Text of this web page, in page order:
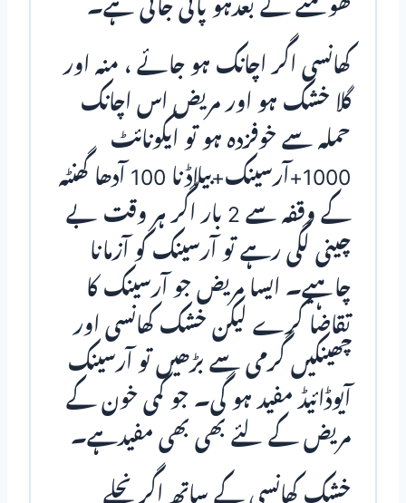
گھومنے کے بعدہو پائی جاتی ہے۔
کھانسی اگر اچانک ہو جائے ، منہ اور
گلا خشک ہو اور مریض اس اچانک
حملہ سے خوفزدہ ہو تو ایکونائٹ
1000+آرسینک+بیلاڈنا 100 آدھا گھنٹہ
کے وقفہ سے 2 بار اگر ہر وقت بے
چینی لگی رہے تو آرسینک کو آزمانا
چاہیے۔ ایسا مریض جو آرسینک کا
تقاضا کرے لیکن خشک کھانسی اور
چھینکیں گرمی سے بڑھیں تو آرسینک
آیوڈائیڈ مفید ہو گی۔ جو کمی خون کے
مریض کے لئے بھی بھی مفیدہے۔
خشک کھانسی کے ساتھ اگر نچلے